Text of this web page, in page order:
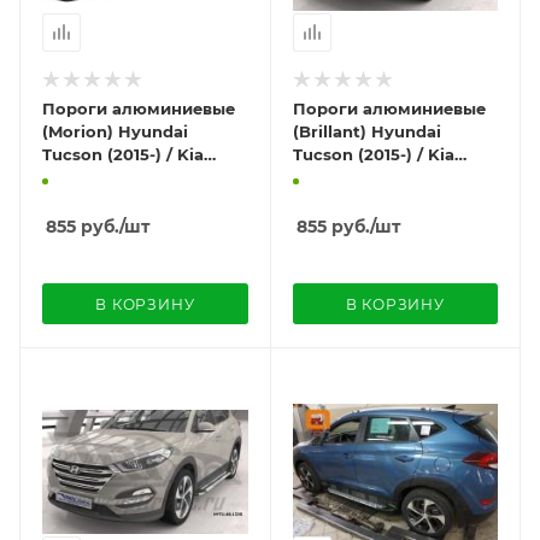
Пороги алюминиевые
(Morion) Hyundai
Tucson (2015-) / Kia
Sportage (2016-)
855 руб./шт
В КОРЗИНУ
Пороги алюминиевые
(Brillant) Hyundai
Tucson (2015-) / Kia
Sportage (2016-) (черн/
855руб./шт
В КОРЗИНУ